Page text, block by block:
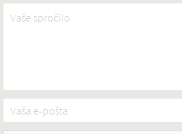
Vaše spročilo*
Vaša e-pošta*